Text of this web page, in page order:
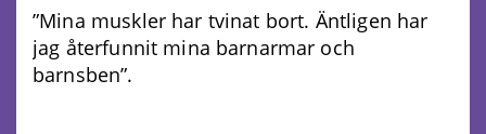
”Mina muskler har tvinat bort. Äntligen har
jag återfunnit mina barnarmar och
barnsben”.